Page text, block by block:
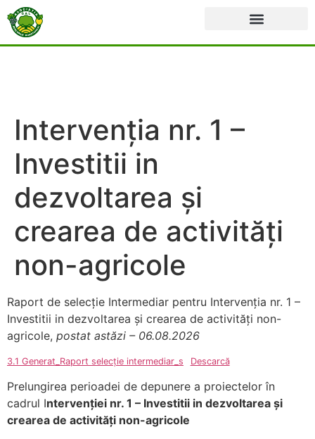
Intervenția nr. 1 –
Investitii in
dezvoltarea și
crearea de activități
non-agricole
Raport de selecție Intermediar pentru Intervenția nr. 1 –
Investitii in dezvoltarea și crearea de activități non-
agricole, postat astăzi – 06.08.2026
3.1 Generat_Raport selecție intermediar_s Descarcă
Prelungirea perioadei de depunere a proiectelor în
cadrul Intervenției nr. 1 – Investitii in dezvoltarea și
crearea de activități non-agricole